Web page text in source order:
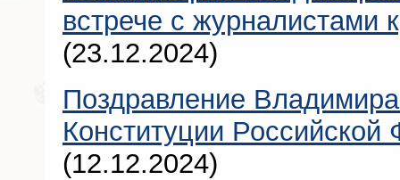
встрече с
(23.12.2024)
Поздравление
Конституции Российской
(12.12.2024)